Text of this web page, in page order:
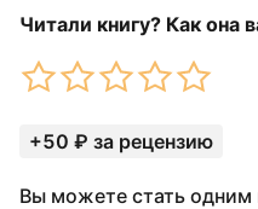
Читали книгу? Как она
+50 ₽ за рецензию
Вы можете стать одним